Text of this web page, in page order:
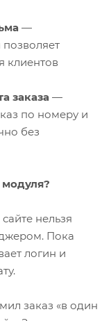
—
клиентов
заказа —
по номеру и
без
модуля?
нельзя
Пока
логин и
заказ «в один